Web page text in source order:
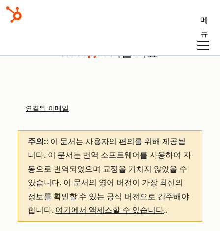
메
뉴
기술 자료
연결된 이메일
주의:: 이 문서는 사용자의 편의를 위해 제공됩
니다. 이 문서는 번역 소프트웨어를 사용하여 자
동으로 번역되었으며 교정을 거치지 않았을 수
있습니다. 이 문서의 영어 버전이 가장 최신의
정보를 확인할 수 있는 공식 버전으로 간주해야
합니다. 여기에서 액세스할 수 있습니다..